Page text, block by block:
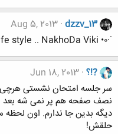
dzzv_13
Aug 5, 2013
˙·٠• Life style .. NakhoDa Viki ●•٠·˙
?!؟ Jun 18, 2013
سر جلسه امتحان نشستی هرچی
نصف صفحه هم پر نمی شه بعد
دیگه بدین جا ندارم. اون لحظه
حلقش!